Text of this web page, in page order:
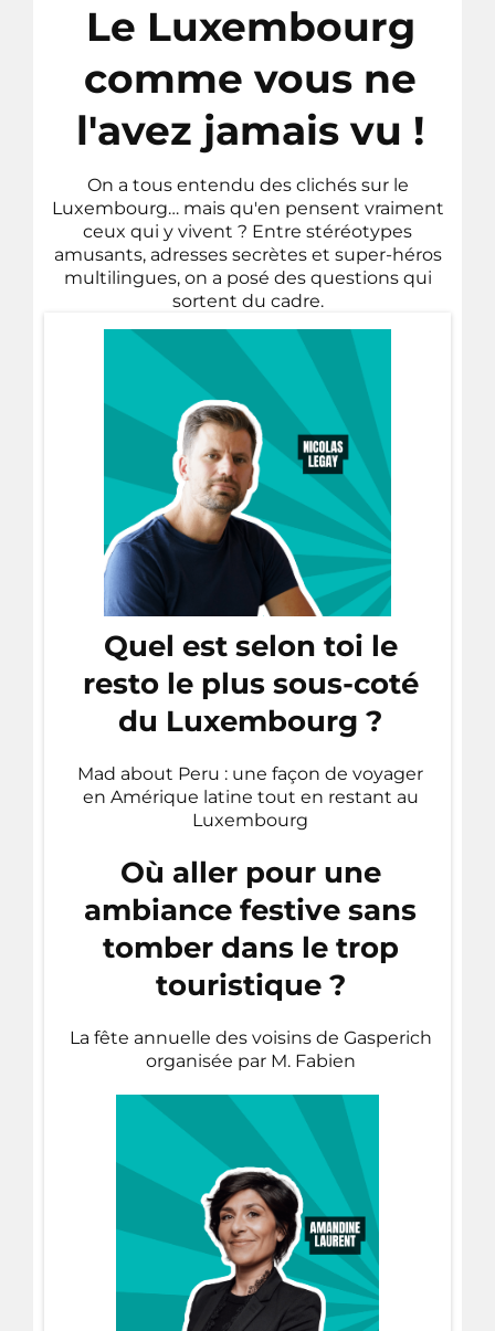
Le Luxembourg
comme vous ne
l'avez jamais vu !
On a tous entendu des clichés sur le
Luxembourg… mais qu'en pensent vraiment
ceux qui y vivent ? Entre stéréotypes
amusants, adresses secrètes et super-héros
multilingues, on a posé des questions qui
sortent du cadre.
Quel est selon toi le
resto le plus sous-coté
du Luxembourg ?
Mad about Peru : une façon de voyager
en Amérique latine tout en restant au
Luxembourg
Où aller pour une
ambiance festive sans
tomber dans le trop
touristique ?
La fête annuelle des voisins de Gasperich
organisée par M. Fabien